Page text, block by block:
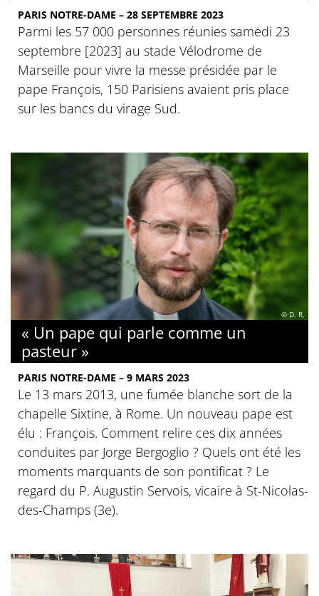
PARIS NOTRE-DAME – 28 SEPTEMBRE 2023
Parmi les 57 000 personnes réunies samedi 23
septembre [2023] au stade Vélodrome de
Marseille pour vivre la messe présidée par le
pape François, 150 Parisiens avaient pris place
sur les bancs du virage Sud.
© D. R.
« Un pape qui parle comme un
pasteur »
PARIS NOTRE-DAME – 9 MARS 2023
Le 13 mars 2013, une fumée blanche sort de la
chapelle Sixtine, à Rome. Un nouveau pape est
élu : François. Comment relire ces dix années
conduites par Jorge Bergoglio ? Quels ont été les
moments marquants de son pontificat ? Le
regard du P. Augustin Servois, vicaire à St-Nicolas-
des-Champs (3e).